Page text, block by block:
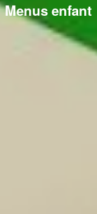
Menus enfant